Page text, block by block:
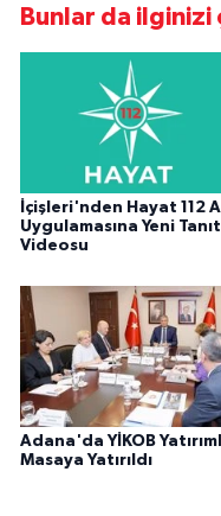
Bunlar da ilginizi
İçişleri'nden Hayat 112
Uygulamasına Yeni
Videosu
Adana'da YİKOB
Masaya Yatırıldı